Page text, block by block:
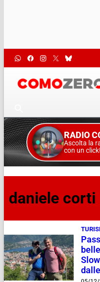
RADIO
Ascolta la
con un click!
daniele corti